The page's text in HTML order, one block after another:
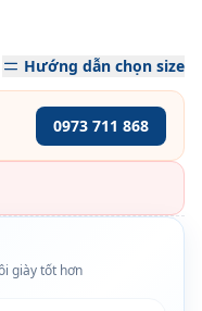
Hướng dẫn chọn size
0973 711 868
giày tốt hơn